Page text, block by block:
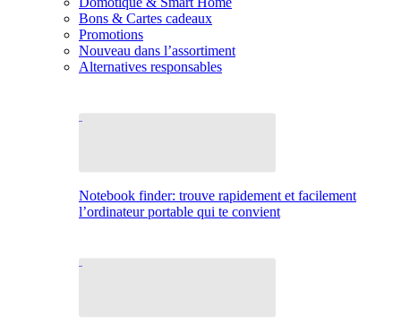
Bons & Cartes cadeaux
Promotions
Nouveau dans l’assortiment
Alternatives responsables
Notebook finder: trouve rapidement et facilement
l’ordinateur portable qui te convient